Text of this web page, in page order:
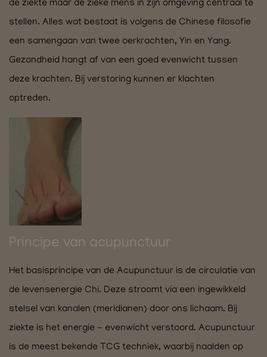
de ziekte maar de zieke mens in zijn omgeving centraal te
stellen. Alles wat bestaat is volgens de Chinese filosofie
een samengaan van twee oerkrachten, Yin en Yang.
Gezondheid hangt af van een goed evenwicht tussen
deze krachten. Bij verstoring kunnen er klachten
optreden.
Principe van acupunctuur
Het basisprincipe van de Acupunctuur is de circulatie van
de levensenergie Chi. Deze stroomt via een ingewikkeld
stelsel van kanalen (meridianen) door ons lichaam. Bij
ziekte is het energie - evenwicht verstoord. Acupunctuur
is de meest bekende TCG techniek, waarbij naalden op